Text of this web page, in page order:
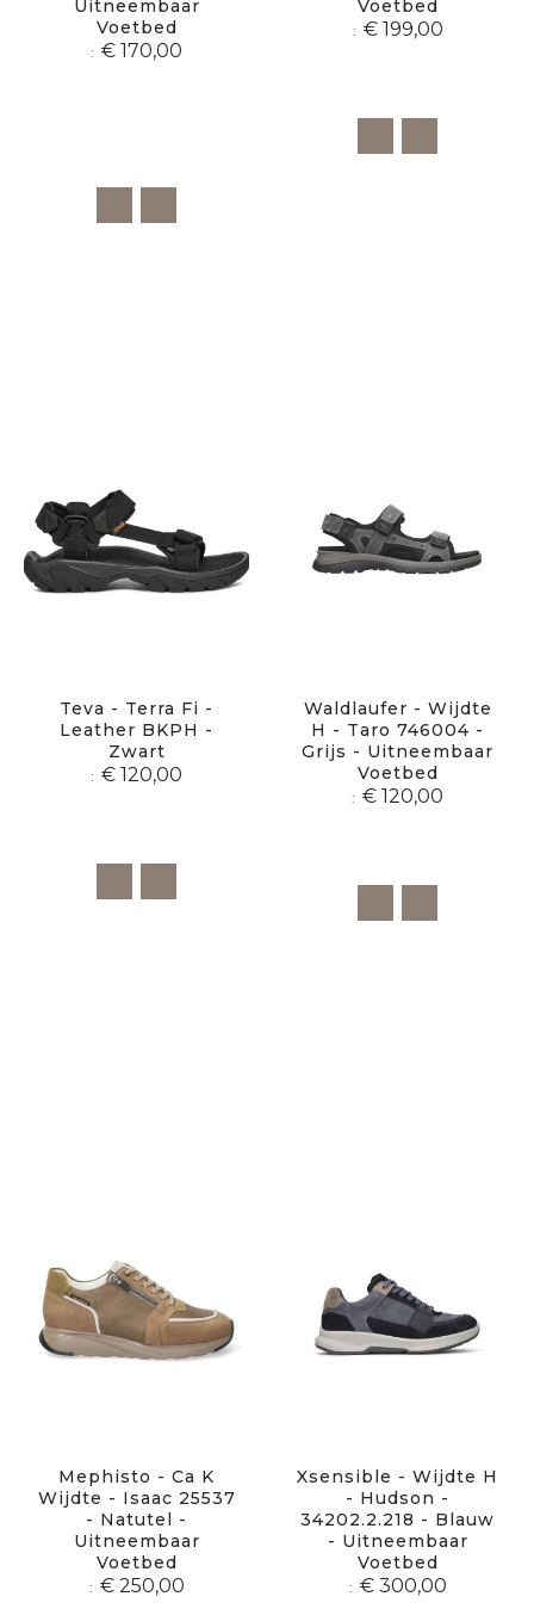
Uitneembaar
Voetbed
€ 170,00
Voetbed
€ 199,00
Teva - Terra Fi -
Leather BKPH -
Zwart
€ 120,00
Waldlaufer - Wijdte
H - Taro 746004 -
Grijs - Uitneembaar
Voetbed
€ 120,00
Mephisto - Ca K
Wijdte - Isaac 25537
- Natutel -
Uitneembaar
Voetbed
€ 250,00
Xsensible - Wijdte H
- Hudson -
34202.2.218 - Blauw
- Uitneembaar
Voetbed
€ 300,00